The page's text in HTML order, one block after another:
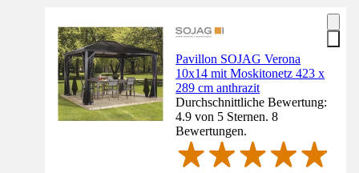
Pavillon SOJAG Verona
10x14 mit Moskitonetz 423 x
289 cm anthrazit
Durchschnittliche Bewertung:
4.9 von 5 Sternen. 8
Bewertungen.